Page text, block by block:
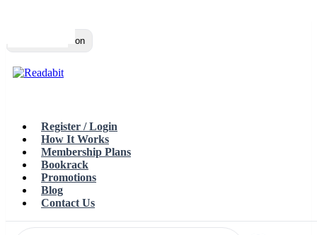
Toggle navigation
Register / Login
How It Works
Membership Plans
Bookrack
Promotions
Blog
Contact Us